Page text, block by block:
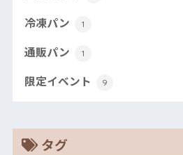
冷凍パン 1
通販パン 1
限定イベント 9
タグ